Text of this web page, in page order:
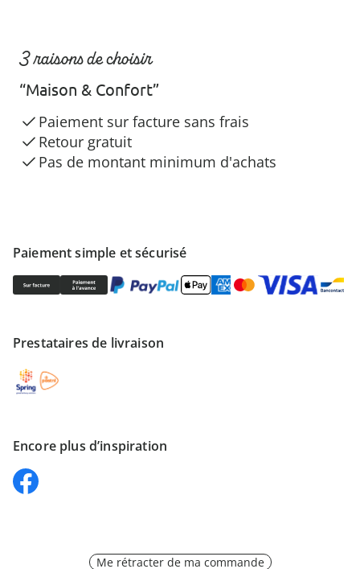
Paiement simple et sécurisé
Prestataires de livraison
Encore plus d’inspiration
3 raisons de choisir
“Maison & Confort”
Paiement sur facture sans frais
Retour gratuit
Pas de montant minimum d'achats
Me rétracter de ma commande